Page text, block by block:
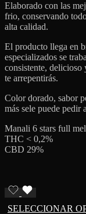
Elaborado con las
frio, conservando
alta calidad.
El producto llega en
especializados se
consistente, delicioso
te arrepentirás.
Color dorado, sabor
más sele puede pedir
Manali 6 stars full
THC < 0,2%
CBD 29%
SELECCIONAR